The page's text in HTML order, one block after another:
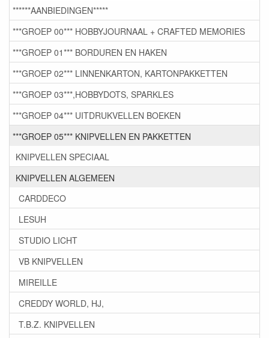
******AANBIEDINGEN*****
***GROEP 00*** HOBBYJOURNAAL + CRAFTED MEMORIES
***GROEP 01*** BORDUREN EN HAKEN
***GROEP 02*** LINNENKARTON, KARTONPAKKETTEN
***GROEP 03***,HOBBYDOTS, SPARKLES
***GROEP 04*** UITDRUKVELLEN BOEKEN
***GROEP 05*** KNIPVELLEN EN PAKKETTEN
KNIPVELLEN SPECIAAL
KNIPVELLEN ALGEMEEN
CARDDECO
LESUH
STUDIO LICHT
VB KNIPVELLEN
MIREILLE
CREDDY WORLD, HJ,
T.B.Z. KNIPVELLEN